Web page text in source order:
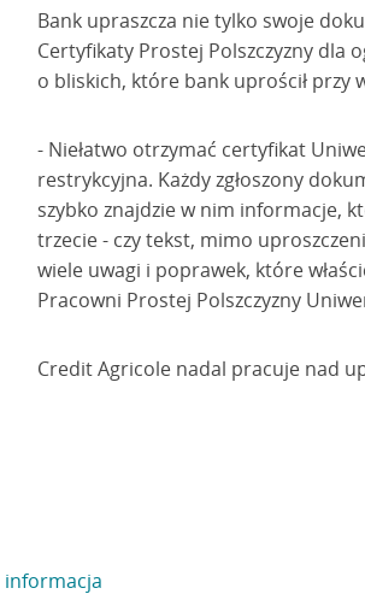
Bank upraszcza nie tylko swoje
Certyfikaty Prostej Polszczyzny dla
o bliskich, które bank uprościł przy
- Niełatwo otrzymać certyfikat
restrykcyjna. Każdy zgłoszony
szybko znajdzie w nim informacje,
trzecie - czy tekst, mimo
wiele uwagi i poprawek, które
Pracowni Prostej Polszczyzny
Credit Agricole nadal pracuje nad
informacja